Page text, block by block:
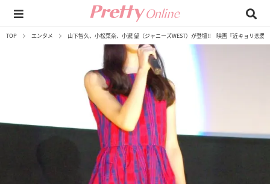
TOP エンタメ 山下智久、小松菜奈、小瀧 望（ジャニーズWEST）が登壇!! 映画『近キョリ恋愛